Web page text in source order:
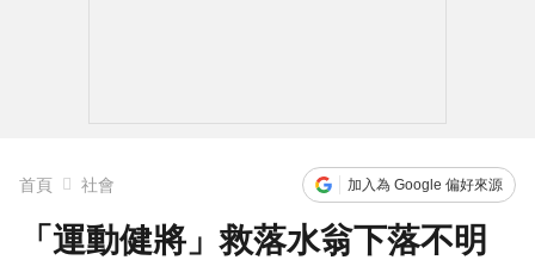
首頁 社會 加入為 Google 偏好來源
「運動健將」救落水翁下落不明